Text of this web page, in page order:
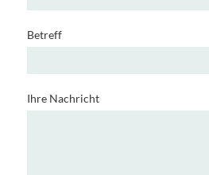
Betreff
Ihre Nachricht